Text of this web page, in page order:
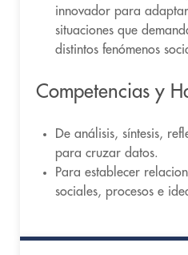
innovador para
situaciones que
distintos fenómenos
Competencias y
De análisis, síntesis,
para cruzar datos.
Para establecer
sociales, procesos e